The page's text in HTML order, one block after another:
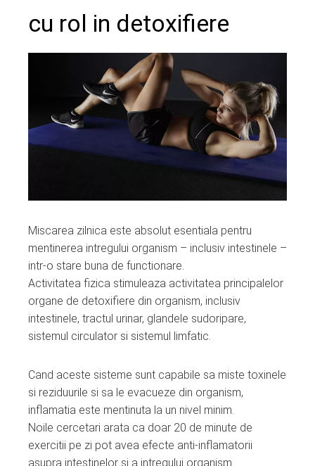
cu rol in detoxifiere
Miscarea zilnica este absolut esentiala pentru
mentinerea intregului organism – inclusiv intestinele –
intr-o stare buna de functionare.
Activitatea fizica stimuleaza activitatea principalelor
organe de detoxifiere din organism, inclusiv
intestinele, tractul urinar, glandele sudoripare,
sistemul circulator si sistemul limfatic.
Cand aceste sisteme sunt capabile sa miste toxinele
si reziduurile si sa le evacueze din organism,
inflamatia este mentinuta la un nivel minim.
Noile cercetari arata ca doar 20 de minute de
exercitii pe zi pot avea efecte anti-inflamatorii
asupra intestinelor si a intregului organism.